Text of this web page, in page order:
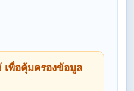
พื่อคุ้มครองข้อมูล